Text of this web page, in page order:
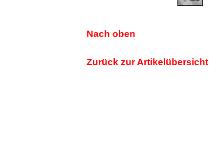
Nach oben
Zurück zur Artikelübersicht